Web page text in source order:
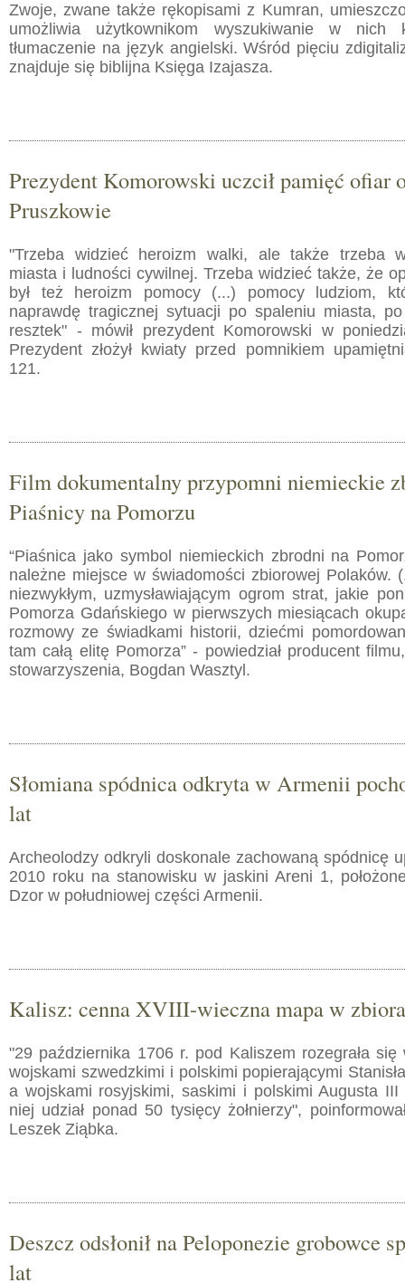
Zwoje, zwane także rękopisami z Kumran,
umożliwia użytkownikom wyszukiwanie w nich
tłumaczenie na język angielski. Wśród pięciu
znajduje się biblijna Księga Izajasza.
Prezydent Komorowski uczcił pamięć ofiar
Pruszkowie
"Trzeba widzieć heroizm walki, ale także trzeba
miasta i ludności cywilnej. Trzeba widzieć także, że
był też heroizm pomocy (...) pomocy ludziom,
naprawdę tragicznej sytuacji po spaleniu miasta,
resztek" - mówił prezydent Komorowski w
Prezydent złożył kwiaty przed pomnikiem
121.
Film dokumentalny przypomni niemieckie
Piaśnicy na Pomorzu
“Piaśnica jako symbol niemieckich zbrodni na
należne miejsce w świadomości zbiorowej Polaków.
niezwykłym, uzmysławiającym ogrom strat, jakie
Pomorza Gdańskiego w pierwszych miesiącach
rozmowy ze świadkami historii, dziećmi
tam całą elitę Pomorza” - powiedział producent
stowarzyszenia, Bogdan Wasztyl.
Słomiana spódnica odkryta w Armenii
lat
Archeolodzy odkryli doskonale zachowaną spódnicę
2010 roku na stanowisku w jaskini Areni 1,
Dzor w południowej części Armenii.
Kalisz: cenna XVIII-wieczna mapa w
"29 października 1706 r. pod Kaliszem rozegrała
wojskami szwedzkimi i polskimi popierającymi
a wojskami rosyjskimi, saskimi i polskimi Augusta III
niej udział ponad 50 tysięcy żołnierzy",
Leszek Ziąbka.
Deszcz odsłonił na Peloponezie grobowce
lat